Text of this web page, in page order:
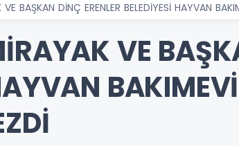
BAŞKAN DİNÇ ERENLER BELEDİYESİ HAYVAN
VE